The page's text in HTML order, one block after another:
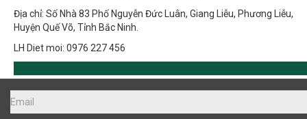
Địa chỉ: Số Nhà 83 Phố Nguyễn Đức Luân, Giang Liễu, Phương Liễu,
Huyện Quế Võ, Tỉnh Bắc Ninh.